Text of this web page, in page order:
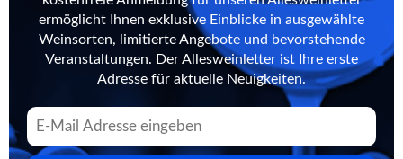
ermöglicht Ihnen exklusive Einblicke in ausgewählte
Weinsorten, limitierte Angebote und bevorstehende
Veranstaltungen. Der Allesweinletter ist Ihre erste
Adresse für aktuelle Neuigkeiten.